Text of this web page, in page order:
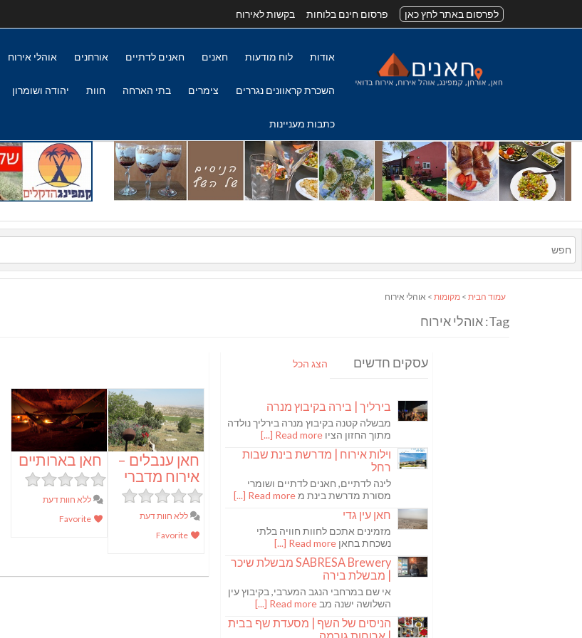
לפרסום באתר לחץ כאן פרסום חינם בלוחות בקשות לאירוח
אודות לוח מודעות חאנים חאנים לדתיים אורחנים אוהלי אירוח
השכרת קראוונים נגררים צימרים בתי הארחה חוות יהודה ושומרון
כתבות מעניינות
עמוד הבית > מקומות > אוהלי אירוח
Tag: אוהלי אירוח
חאן ענבלים –
אירוח מדברי
ללא חוות דעת
חאן בארותיים
ללא חוות דעת
עסקים חדשים הצג הכל
בירליך | בירה בקיבוץ מנרה
מבשלה קטנה בקיבוץ מנרה בירליך נולדה
מתוך החזון הציו Read more [...]
וילות אירוח | מדרשת בינת שבות
רחל
לינה לדתיים, חאנים לדתיים ושומרי
מסורת מדרשת בינת מRead more [...]
חאן עין גדי
מזמינים אתכם לחוות חוויה בלתי
נשכחת בחאן Read more [...]
SABRESA Brewery מבשלת שיכר
| מבשלת בירה
אי שם במרחבי הנגב המערבי, בקיבוץ עין
השלושה ישנה מב Read more [...]
הניסים של השף | מסעדת שף בבית